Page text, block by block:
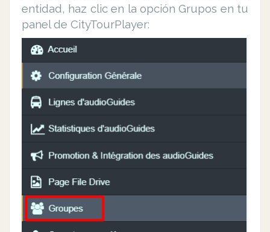
entidad, haz clic en la opción Grupos en tu
panel de CityTourPlayer: